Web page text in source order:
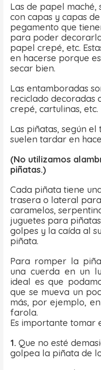
Las de papel maché,
con capas y capas
pegamento que
para poder
papel crepé, etc.
en hacerse porque
secar bien.
Las entamboradas
reciclado decoradas
crepé, cartulinas, etc.
Las piñatas, según
suelen tardar en
(No utilizamos
piñatas.)
Cada piñata tiene
trasera o lateral
caramelos,
juguetes para
golpes y la caída al
piñata.
Para romper la
una cuerda en un
ideal es que
que se mueva un
más, por ejemplo,
farola.
Es importante tomar
1. Que no esté
golpea la piñata de